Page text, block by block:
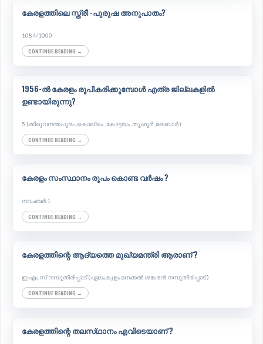
കേരളത്തിലെ സ്ത്രീ -പുരുഷ അനുപാതം?
1084/1000
CONTINUE READING →
1956-ൽ കേരളം രൂപീകരിക്കുമ്പോൾ എത്ര ജില്ലകളിൽ
ഉണ്ടായിരുന്നു?
5 (തിരുവനന്തപുരം ,കൊല്ലം ,കോട്ടയം ,തൃശൂർ ,മലബാർ )
CONTINUE READING →
കേരളം സംസ്ഥാനം രൂപം കൊണ്ട വർഷം ?
നവംബർ 1
CONTINUE READING →
കേരളത്തിന്റെ ആദ്യത്തെ മുഖ്യമന്ത്രി ആരാണ് ?
ഇ.എം.സ് നമ്പൂതിരിപ്പാട് (ഏലംകുളം മനക്കൽ ശങ്കരൻ നമ്പൂതിരിപ്പാട് )
CONTINUE READING →
കേരളത്തിന്റെ തലസ്‌ഥാനം എവിടെയാണ് ?